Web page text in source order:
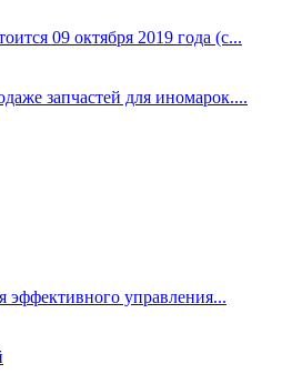
09 октября 2019 года (с...
запчастей для иномарок....
управления...